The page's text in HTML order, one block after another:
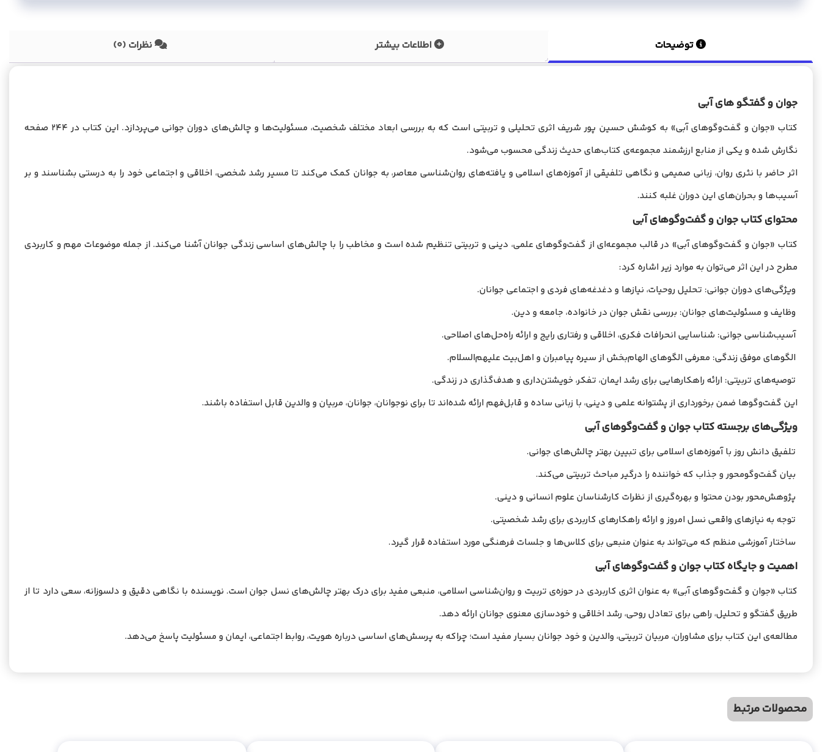
توضیحات اطلاعات بیشتر نظرات (0)
جوان و گفتگوهای آبی
کتاب «جوان و گفت‌وگوهای آبی» به کوشش حسین پور شریف اثری تحلیلی و تربیتی است که به بررسی ابعاد مختلف شخصیت، مسئولیت‌ها و چالش‌های دوران جوانی می‌پردازد. این کتاب در ۲۴۴ صفحه
نگارش شده و یکی از منابع ارزشمند مجموعه‌ی کتاب‌های حدیث زندگی محسوب می‌شود.
اثر حاضر با نثری روان، زبانی صمیمی و نگاهی تلفیقی از آموزه‌های اسلامی و یافته‌های روان‌شناسی معاصر، به جوانان کمک می‌کند تا مسیر رشد شخصی، اخلاقی و اجتماعی خود را به درستی بشناسند و بر
آسیب‌ها و بحران‌های این دوران غلبه کنند.
محتوای کتاب جوان و گفت‌وگوهای آبی
کتاب «جوان و گفت‌وگوهای آبی» در قالب مجموعه‌ای از گفت‌وگوهای علمی، دینی و تربیتی تنظیم شده است و مخاطب را با چالش‌های اساسی زندگی جوانان آشنا می‌کند. از جمله موضوعات مهم و کاربردی
مطرح در این اثر می‌توان به موارد زیر اشاره کرد:
ویژگی‌های دوران جوانی: تحلیل روحیات، نیازها و دغدغه‌های فردی و اجتماعی جوانان.
وظایف و مسئولیت‌های جوانان: بررسی نقش جوان در خانواده، جامعه و دین.
آسیب‌شناسی جوانی: شناسایی انحرافات فکری، اخلاقی و رفتاری رایج و ارائه راه‌حل‌های اصلاحی.
الگوهای موفق زندگی: معرفی الگوهای الهام‌بخش از سیره پیامبران و اهل‌بیت علیهم‌السلام.
توصیه‌های تربیتی: ارائه راهکارهایی برای رشد ایمان، تفکر، خویشتن‌داری و هدف‌گذاری در زندگی.
این گفت‌وگوها ضمن برخورداری از پشتوانه علمی و دینی، با زبانی ساده و قابل‌فهم ارائه شده‌اند تا برای نوجوانان، جوانان، مربیان و والدین قابل استفاده باشند.
ویژگی‌های برجسته کتاب جوان و گفت‌وگوهای آبی
تلفیق دانش روز با آموزه‌های اسلامی برای تبیین بهتر چالش‌های جوانی.
بیان گفت‌وگومحور و جذاب که خواننده را درگیر مباحث تربیتی می‌کند.
پژوهش‌محور بودن محتوا و بهره‌گیری از نظرات کارشناسان علوم انسانی و دینی.
توجه به نیازهای واقعی نسل امروز و ارائه راهکارهای کاربردی برای رشد شخصیتی.
ساختار آموزشی منظم که می‌تواند به عنوان منبعی برای کلاس‌ها و جلسات فرهنگی مورد استفاده قرار گیرد.
اهمیت و جایگاه کتاب جوان و گفت‌وگوهای آبی
کتاب «جوان و گفت‌وگوهای آبی» به عنوان اثری کاربردی در حوزه‌ی تربیت و روان‌شناسی اسلامی، منبعی مفید برای درک بهتر چالش‌های نسل جوان است. نویسنده با نگاهی دقیق و دلسوزانه، سعی دارد تا از
طریق گفتگو و تحلیل، راهی برای تعادل روحی، رشد اخلاقی و خودسازی معنوی جوانان ارائه دهد.
مطالعه‌ی این کتاب برای مشاوران، مربیان تربیتی، والدین و خود جوانان بسیار مفید است؛ چراکه به پرسش‌های اساسی درباره هویت، روابط اجتماعی، ایمان و مسئولیت پاسخ می‌دهد.
محصولات مرتبط